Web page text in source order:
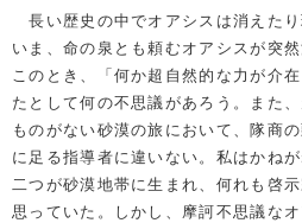
長い歴史の中でオアシスは消えたり
いま、命の泉とも頼むオアシスが突
このとき、「何か超自然的な力が介
たとして何の不思議があろう。また
ものがない砂漠の旅において、隊商
に足る指導者に違いない。私はかね
二つが砂漠地帯に生まれ、何れも啓
思っていた。しかし、摩訶不思議な